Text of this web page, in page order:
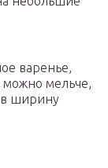
варенье,
можно мельче,
в ширину